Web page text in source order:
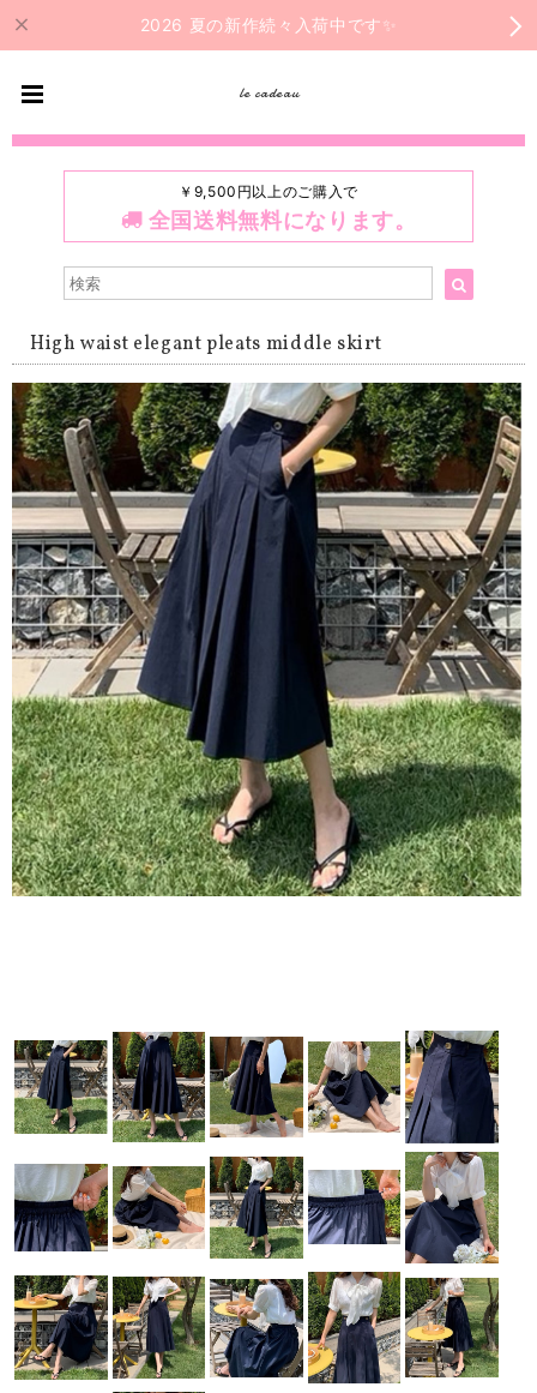
2026 夏の新作続々入荷中です✨
le cadeau
￥9,500円以上のご購入で
全国送料無料になります。
High waist elegant pleats middle skirt